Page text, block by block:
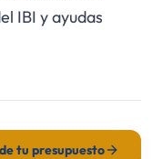
IBI y ayudas
tu presupuesto